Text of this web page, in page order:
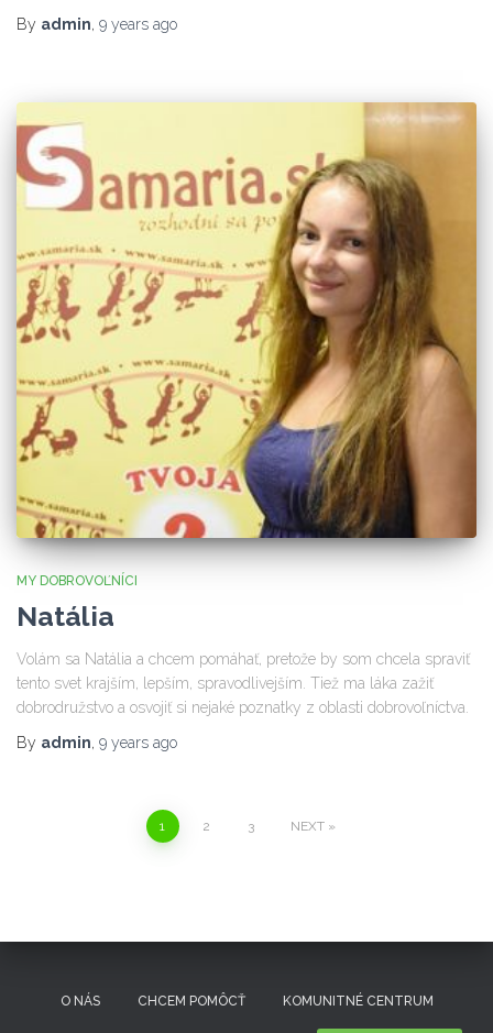
By admin, 9 years ago
MY DOBROVOĽNÍCI
Natália
Volám sa Natália a chcem pomáhať, pretože by som chcela spraviť
tento svet krajším, lepším, spravodlivejším. Tiež ma láka zažiť
dobrodružstvo a osvojiť si nejaké poznatky z oblasti dobrovoľníctva.
By admin, 9 years ago
1 2 3 NEXT
O NÁS CHCEM POMÔCŤ KOMUNITNÉ CENTRUM